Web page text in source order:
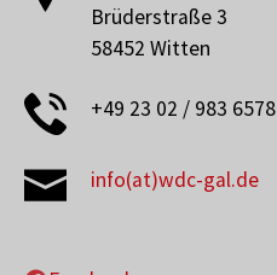
Brüderstraße 3
58452 Witten
+49 23 02 / 983 6578
info(at)wdc-gal.de